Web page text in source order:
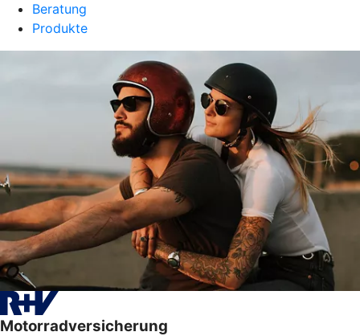
Beratung
Produkte
Motorradversicherung